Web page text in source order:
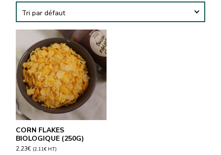
CORN FLAKES
BIOLOGIQUE (250G)
2,23€ (2,11€ H.T.)